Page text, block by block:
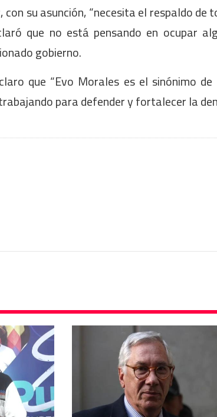
con su asunción, “necesita el respaldo de
que no está pensando en ocupar
gobierno.
que “Evo Morales es el sinónimo
para defender y fortalecer la